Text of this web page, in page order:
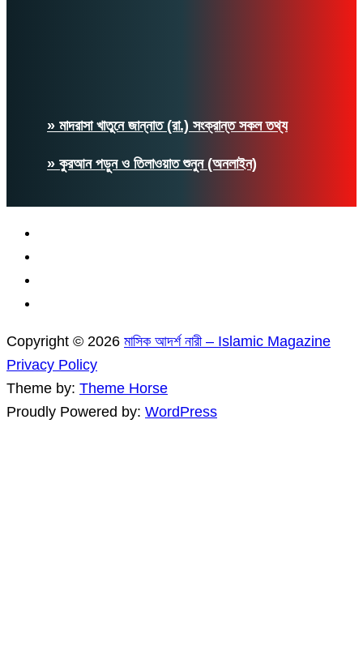
» মাদরাসা খাতুনে জান্নাত (রা.) সংক্রান্ত সকল তথ্য
» কুরআন পড়ুন ও তিলাওয়াত শুনুন (অনলাইন)
Copyright © 2026 মাসিক আদর্শ নারী – Islamic Magazine
Privacy Policy
Theme by: Theme Horse
Proudly Powered by: WordPress